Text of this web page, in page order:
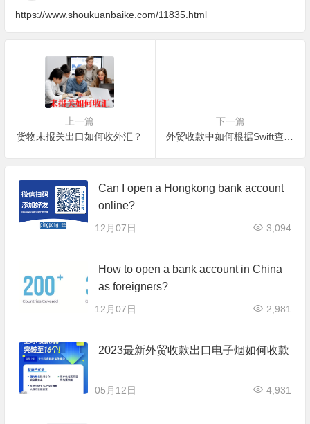
https://www.shoukuanbaike.com/11835.html
上一篇
货物未报关出口如何收外汇？
下一篇
Can I open a Hongkong bank account
online?
12月07日 3,094
How to open a bank account in China
as foreigners?
12月07日 2,981
2023最新外贸收款出口电子烟如何收款
05月12日 4,931